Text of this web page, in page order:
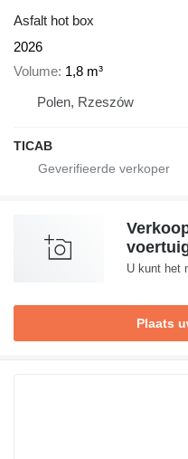
Asfalt hot box
2026
Volume 1,8 m³
Polen, Rzeszów
TICAB
U kunt het
Plaats